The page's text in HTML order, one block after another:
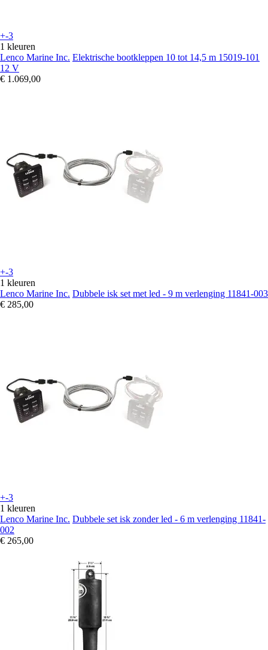
+-3
1 kleuren
Lenco Marine Inc. Elektrische bootkleppen 10 tot 14,5 m 15019-101
12 V
€ 1.069,00
+-3
1 kleuren
Lenco Marine Inc. Dubbele isk set met led - 9 m verlenging 11841-003
€ 285,00
+-3
1 kleuren
Lenco Marine Inc. Dubbele set isk zonder led - 6 m verlenging 11841-
002
€ 265,00